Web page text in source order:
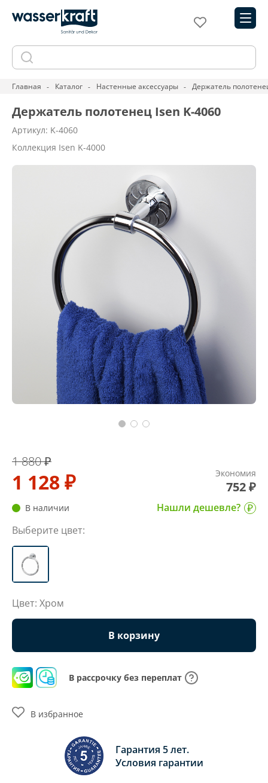
Главная Каталог Настенные аксессуары Держатель
Держатель полотенец Isen K-4060
Артикул: K-4060
Коллекция Isen K-4000
1 880 ₽
1 128 ₽ Экономия
752 ₽
В наличии
Нашли дешевле?
Выберите цвет:
Цвет: Хром
В корзину
В рассрочку без переплат
Гарантия 5 лет.
Условия гарантии
В избранное